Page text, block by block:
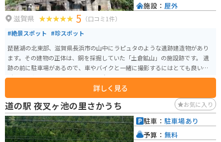
滋賀県 5 （口コミ1件）
#絶景スポット #珍スポット
琵琶湖の北東部、滋賀県長浜市の山中にラピュタのような遺跡建造物があり
ます。その建物の正体は、銅を採掘していた「土倉鉱山」の施設跡です。 遺
跡の前に駐車場があるので、車やバイクと一緒に撮影するにはとても良い場
所です。直前の道は細いので、ご注意ください。
詳しく見る
施設： 屋外
道の駅 夜叉ヶ池の里さかうち お気に入り
駐車： 駐車場あり
予算： 無料